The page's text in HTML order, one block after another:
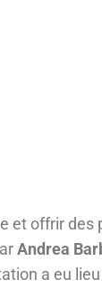
et offrir des
Andrea
a eu